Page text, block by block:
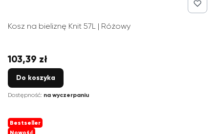
Kosz na bieliznę Knit 57L | Różowy
Cena
103,39 zł
Do koszyka
Dostępność: na wyczerpaniu
Bestseller